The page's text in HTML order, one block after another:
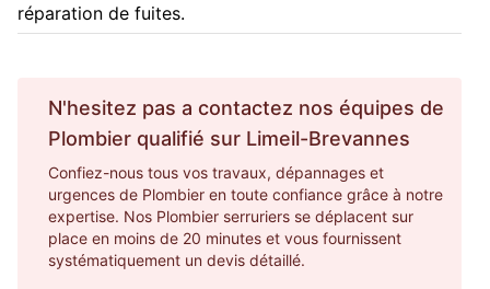
réparation de fuites.
N'hesitez pas a contactez nos équipes de
Plombier qualifié sur Limeil-Brevannes
Confiez-nous tous vos travaux, dépannages et
urgences de Plombier en toute confiance grâce à notre
expertise. Nos Plombier serruriers se déplacent sur
place en moins de 20 minutes et vous fournissent
systématiquement un devis détaillé.